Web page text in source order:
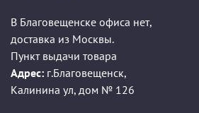
В Благовещенске офиса нет,
доставка из Москвы.
Пункт выдачи товара
Адрес: г.Благовещенск,
Калинина ул, дом № 126